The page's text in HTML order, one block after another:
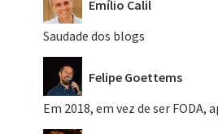
Emílio Calil
Saudade dos blogs
Felipe Goettems
Em 2018, em vez de ser FODA,